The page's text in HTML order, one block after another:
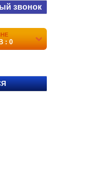
звонок
: 0